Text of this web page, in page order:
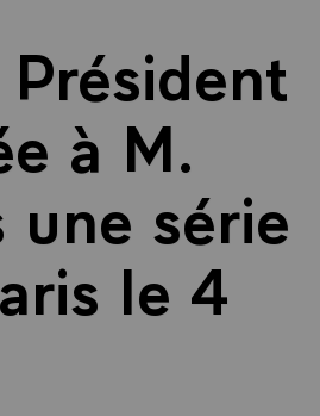
à M.
une série
le 4